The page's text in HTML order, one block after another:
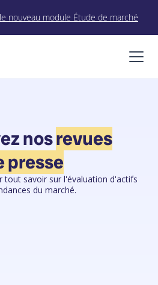
nouveau module Étude de marché
nosrevues
presse
tout savoir sur l'évaluation d'actifs
du marché.